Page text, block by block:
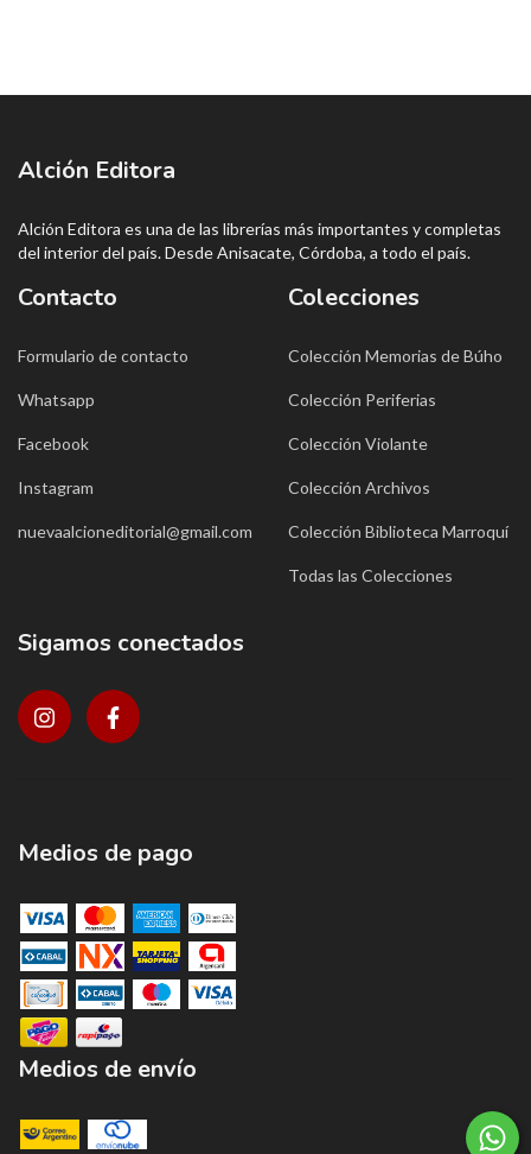
Alción Editora
Alción Editora es una de las librerías más importantes y completas
del interior del país. Desde Anisacate, Córdoba, a todo el país.
Contacto
Formulario de contacto
Whatsapp
Facebook
Instagram
nuevaalcioneditorial@gmail.com
Colecciones
Colección Memorias de Búho
Colección Periferias
Colección Violante
Colección Archivos
Colección Biblioteca Marroquí
Todas las Colecciones
Sigamos conectados
Medios de pago
Medios de envío